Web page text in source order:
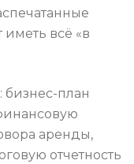
всё «в
бизнес-план
аренды,
отчетность